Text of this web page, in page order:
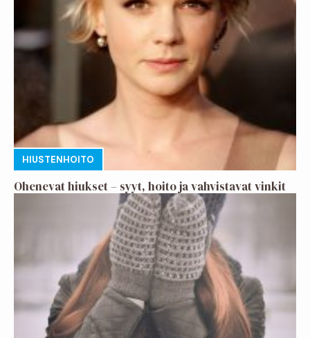
HIUSTENHOITO
Ohenevat hiukset – syyt, hoito ja vahvistavat vinkit